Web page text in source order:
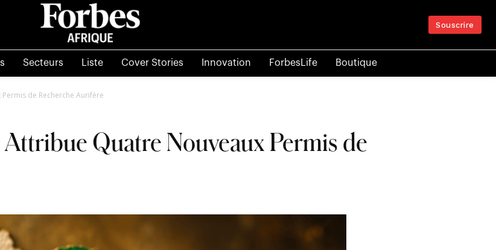
Souscrire
Secteurs Liste Cover Stories Innovation ForbesLife Boutique
de Recherche Aurifère
Attribue Quatre Nouveaux Permis de